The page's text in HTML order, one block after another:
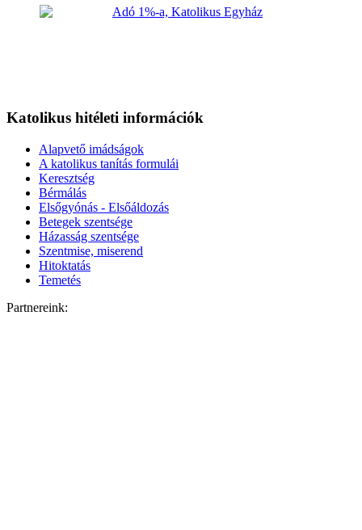
Katolikus hitéleti információk
Alapvető imádságok
A katolikus tanítás formulái
Keresztség
Bérmálás
Elsőgyónás - Elsőáldozás
Betegek szentsége
Házasság szentsége
Szentmise, miserend
Hitoktatás
Temetés
Partnereink: